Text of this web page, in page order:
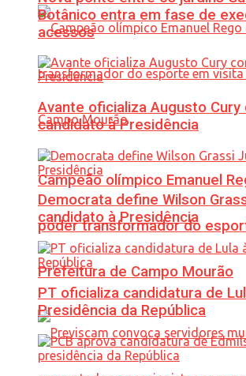
Campeão olímpico Emanuel
poder transformador do
Prefeitura de Campo Mourão
Botânico entra em fase de
acessos
Avante oficializa Augusto Cury
candidato à Presidência
Democrata define Wilson
candidato à Presidência
PT oficializa candidatura de
Presidência da República